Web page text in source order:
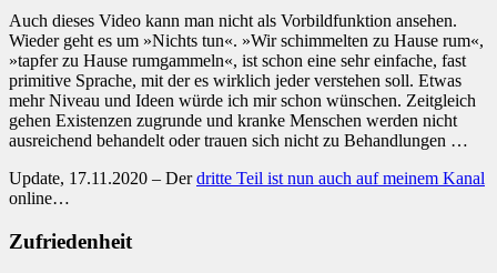
Auch dieses Video kann man nicht als Vorbildfunktion ansehen.
Wieder geht es um »Nichts tun«. »Wir schimmelten zu Hause rum«,
»tapfer zu Hause rumgammeln«, ist schon eine sehr einfache, fast
primitive Sprache, mit der es wirklich jeder verstehen soll. Etwas
mehr Niveau und Ideen würde ich mir schon wünschen. Zeitgleich
gehen Existenzen zugrunde und kranke Menschen werden nicht
ausreichend behandelt oder trauen sich nicht zu Behandlungen …
Update, 17.11.2020 – Derdritte Teil ist nun auch auf meinem Kanal
online…
Zufriedenheit